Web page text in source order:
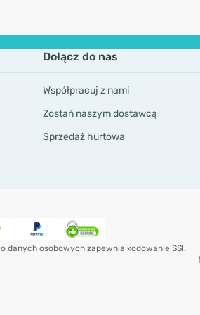
Dołącz do nas
Współpracuj z nami
Zostań naszym dostawcą
Sprzedaż hurtowa
danych osobowych zapewnia kodowanie SSl.